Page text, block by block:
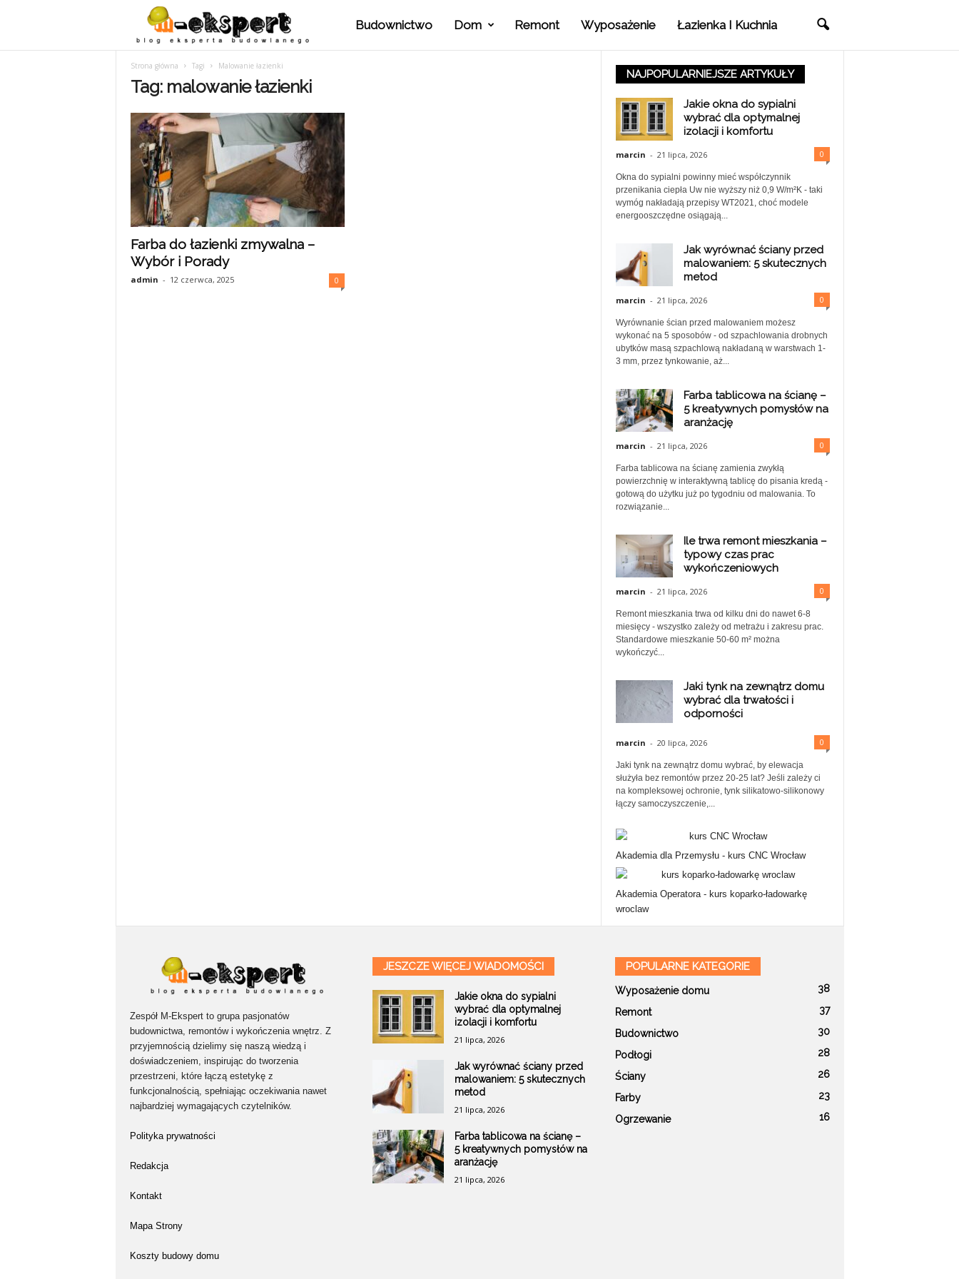
r
a
d
y
Budownictwo Dom Remont Wyposażenie Łazienka I Kuchnia
Strona główna Tagi Malowanie łazienki
Tag: malowanie łazienki
Farba do łazienki zmywalna –
Wybór i Porady
admin - 12 czerwca, 2025 0
NAJPOPULARNIEJSZE ARTYKUŁY
Jakie okna do sypialni
wybrać dla optymalnej
izolacji i komfortu
marcin - 21 lipca, 2026 0
Okna do sypialni powinny mieć współczynnik
przenikania ciepła Uw nie wyższy niż 0,9 W/m²K - taki
wymóg nakładają przepisy WT2021, choć modele
energooszczędne osiągają...
Jak wyrównać ściany przed
malowaniem: 5 skutecznych
metod
marcin - 21 lipca, 2026 0
Wyrównanie ścian przed malowaniem możesz
wykonać na 5 sposobów - od szpachlowania drobnych
ubytków masą szpachlową nakładaną w warstwach 1-
3 mm, przez tynkowanie, aż...
Farba tablicowa na ścianę –
5 kreatywnych pomysłów na
aranżację
marcin - 21 lipca, 2026 0
Farba tablicowa na ścianę zamienia zwykłą
powierzchnię w interaktywną tablicę do pisania kredą -
gotową do użytku już po tygodniu od malowania. To
rozwiązanie...
Ile trwa remont mieszkania –
typowy czas prac
wykończeniowych
marcin - 21 lipca, 2026 0
Remont mieszkania trwa od kilku dni do nawet 6-8
miesięcy - wszystko zależy od metrażu i zakresu prac.
Standardowe mieszkanie 50-60 m² można
wykończyć...
Jaki tynk na zewnątrz domu
wybrać dla trwałości i
odporności
marcin - 20 lipca, 2026 0
Jaki tynk na zewnątrz domu wybrać, by elewacja
służyła bez remontów przez 20-25 lat? Jeśli zależy ci
na kompleksowej ochronie, tynk silikatowo-silikonowy
łączy samoczyszczenie,...
Akademia dla Przemysłu - kurs CNC Wrocław
Akademia Operatora - kurs koparko-ładowarkę
wroclaw
Zespół M-Ekspert to grupa pasjonatów
budownictwa, remontów i wykończenia wnętrz. Z
przyjemnością dzielimy się naszą wiedzą i
doświadczeniem, inspirując do tworzenia
przestrzeni, które łączą estetykę z
funkcjonalnością, spełniając oczekiwania nawet
najbardziej wymagających czytelników.
Polityka prywatności
Redakcja
Kontakt
Mapa Strony
Koszty budowy domu
JESZCZE WIĘCEJ WIADOMOŚCI
Jakie okna do sypialni
wybrać dla optymalnej
izolacji i komfortu
21 lipca, 2026
Jak wyrównać ściany przed
malowaniem: 5 skutecznych
metod
21 lipca, 2026
Farba tablicowa na ścianę –
5 kreatywnych pomysłów na
aranżację
21 lipca, 2026
POPULARNE KATEGORIE
Wyposażenie domu 38
Remont 37
Budownictwo 30
Podłogi 28
Ściany 26
Farby 23
Ogrzewanie 16